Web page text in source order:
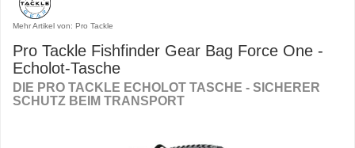
Mehr Artikel von: Pro Tackle
Pro Tackle Fishfinder Gear Bag Force One -
Echolot-Tasche
DIE PRO TACKLE ECHOLOT TASCHE - SICHERER
SCHUTZ BEIM TRANSPORT